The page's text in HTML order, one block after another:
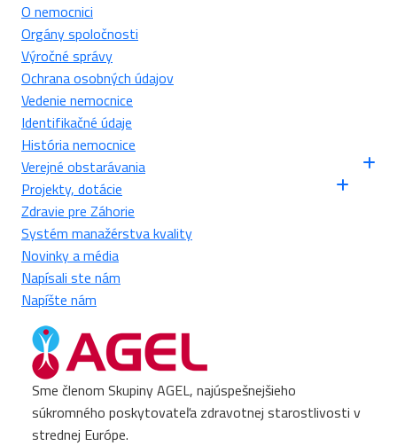
O nemocnici
Orgány spoločnosti
Výročné správy
Ochrana osobných údajov
Vedenie nemocnice
Identifikačné údaje
História nemocnice
Verejné obstarávania
Projekty, dotácie
Zdravie pre Záhorie
Systém manažérstva kvality
Novinky a média
Napísali ste nám
Napíšte nám
Sme členom Skupiny AGEL, najúspešnejšieho
súkromného poskytovateľa zdravotnej starostlivosti v
strednej Európe.